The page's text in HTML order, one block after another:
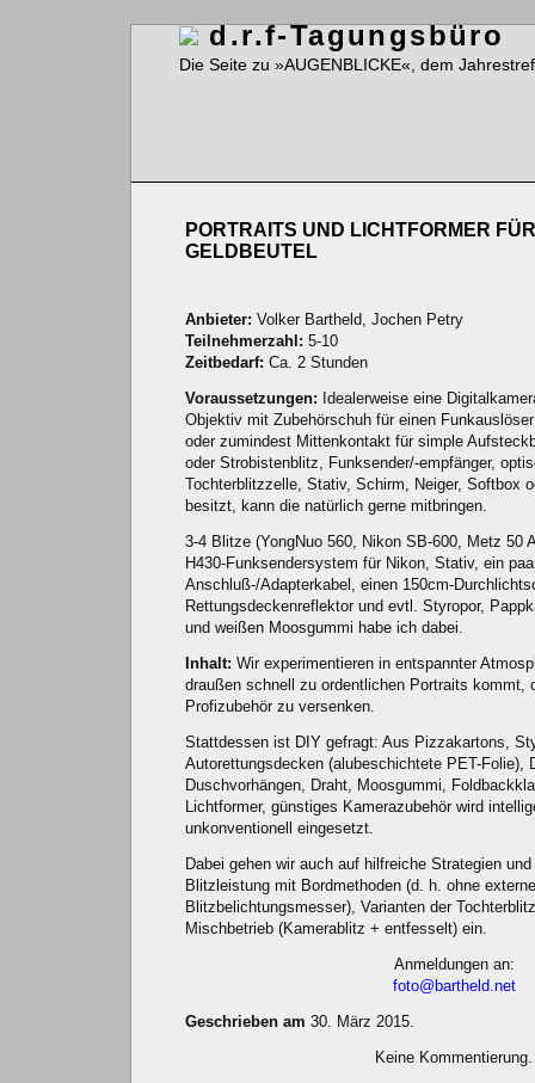
d.r.f-Tagungsbüro
Die Seite zu »AUGENBLICKE«, dem
PORTRAITS UND LICHTFORMER
GELDBEUTEL
Anbieter: Volker Bartheld, Jochen Petry
Teilnehmerzahl: 5-10
Zeitbedarf: Ca. 2 Stunden
Voraussetzungen: Idealerweise eine
Objektiv mit Zubehörschuh für einen Funkauslöser
oder zumindest Mittenkontakt für simple
oder Strobistenblitz, Funksender/-empfänger,
Tochterblitzzelle, Stativ, Schirm, Neiger, Softbox
besitzt, kann die natürlich gerne mitbringen.
3-4 Blitze (YongNuo 560, Nikon SB-600, Metz
H430-Funksendersystem für Nikon, Stativ, ein
Anschluß-/Adapterkabel, einen 150cm-
Rettungsdeckenreflektor und evtl. Styropor,
und weißen Moosgummi habe ich dabei.
Inhalt: Wir experimentieren in entspannter
draußen schnell zu ordentlichen Portraits kommt,
Profizubehör zu versenken.
Stattdessen ist DIY gefragt: Aus Pizzakartons,
Autorettungsdecken (alubeschichtete PET-Folie),
Duschvorhängen, Draht, Moosgummi,
Lichtformer, günstiges Kamerazubehör wird
unkonventionell eingesetzt.
Dabei gehen wir auch auf hilfreiche Strategien
Blitzleistung mit Bordmethoden (d. h. ohne
Blitzbelichtungsmesser), Varianten der
Mischbetrieb (Kamerablitz + entfesselt) ein.
Anmeldungen an:
foto@bartheld.net
Geschrieben am 30. März 2015.
Keine Kommentierung.